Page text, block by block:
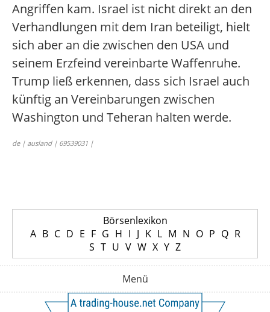
Angriffen kam. Israel ist nicht direkt an den
Verhandlungen mit dem Iran beteiligt, hielt
sich aber an die zwischen den USA und
seinem Erzfeind vereinbarte Waffenruhe.
Trump ließ erkennen, dass sich Israel auch
künftig an Vereinbarungen zwischen
Washington und Teheran halten werde.
de | ausland | 69539031 |
Börsenlexikon
A B C D E F G H I J K L M N O P Q R
S T U V W X Y Z
Menü